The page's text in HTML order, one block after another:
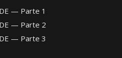
— Parte 1
— Parte 2
— Parte 3